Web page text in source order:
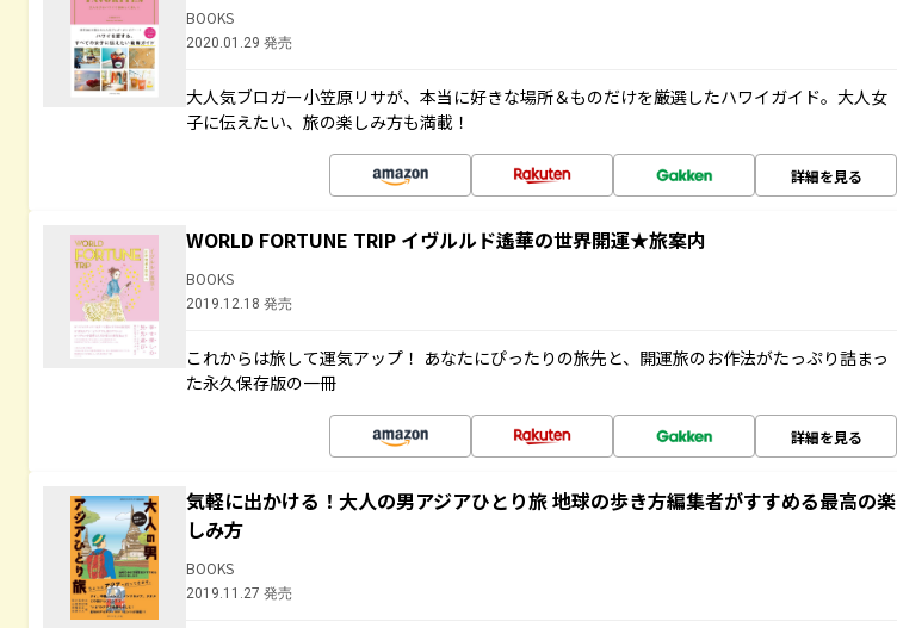
BOOKS
2020.01.29 発売
大人気ブロガー小笠原リサが、本当に好きな場所＆ものだけを厳選したハワイガイド。大人女
子に伝えたい、旅の楽しみ方も満載！
詳細を見る
WORLD FORTUNE TRIP イヴルルド遙華の世界開運★旅案内
BOOKS
2019.12.18 発売
これからは旅して運気アップ！ あなたにぴったりの旅先と、開運旅のお作法がたっぷり詰まっ
た永久保存版の一冊
詳細を見る
気軽に出かける！大人の男アジアひとり旅 地球の歩き方編集者がすすめる最高の楽
しみ方
BOOKS
2019.11.27 発売